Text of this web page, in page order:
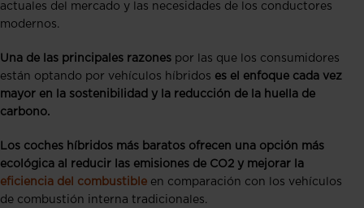
actuales del mercado y las necesidades de los conductores
modernos.
Una de las principales razones por las que los consumidores
están optando por vehículos híbridos es el enfoque cada vez
mayor en la sostenibilidad y la reducción de la huella de
carbono.
Los coches híbridos más baratos ofrecen una opción más
ecológica al reducir las emisiones de CO2 y mejorar la
eficiencia del combustible en comparación con los vehículos
de combustión interna tradicionales.